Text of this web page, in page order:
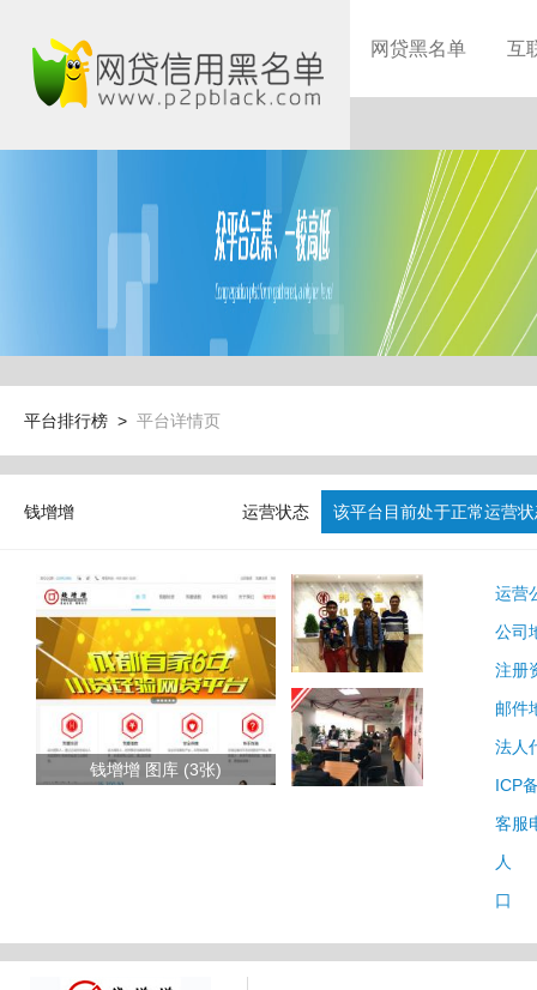
网贷黑名单 互
平台排行榜 > 平台详情页
钱增增 运营状态 该平台目前处于正常运营
钱增增 图库 (3张)
运营
公司
注册
邮件
法人
ICP
客服
人
口